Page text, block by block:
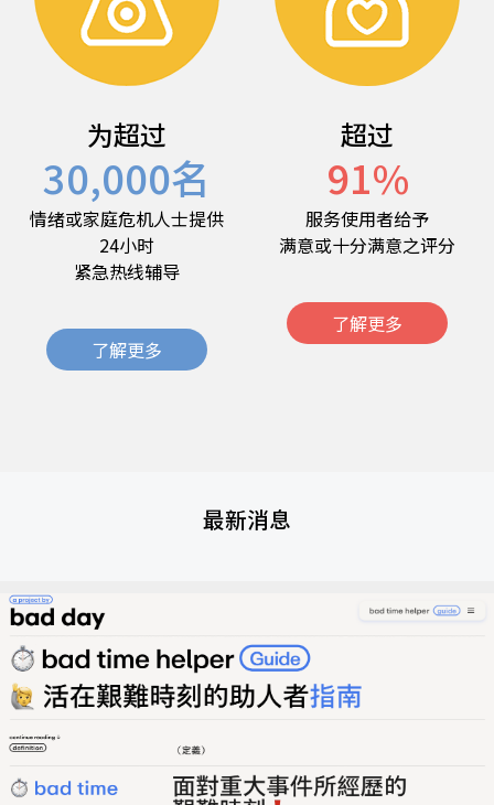
为超过
30,000名
情绪或家庭危机人士提供
24小时
紧急热线辅导
了解更多
超过
91%
服务使用者给予
满意或十分满意之评分
了解更多
最新消息